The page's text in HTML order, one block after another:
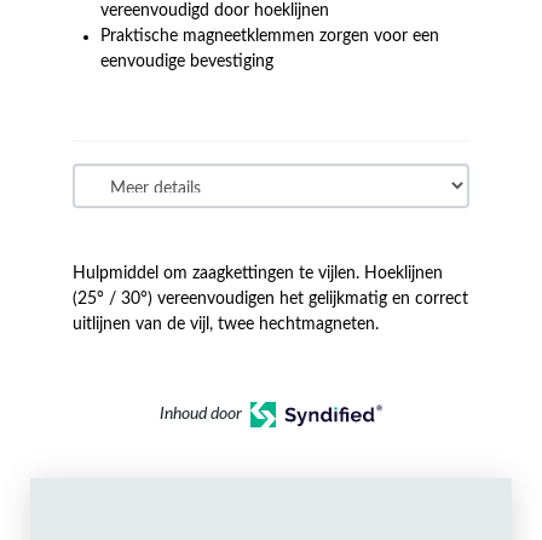
vereenvoudigd door hoeklijnen
Praktische magneetklemmen zorgen voor een
eenvoudige bevestiging
Hulpmiddel om zaagkettingen te vijlen. Hoeklijnen
(25° / 30°) vereenvoudigen het gelijkmatig en correct
uitlijnen van de vijl, twee hechtmagneten.
Inhoud door